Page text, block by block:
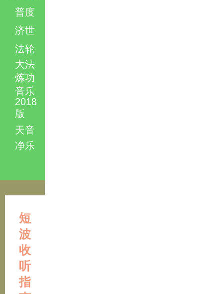
普度
济世
法轮
大法
炼功
音乐
2018
版
天音
净乐
短
波
收
听
指